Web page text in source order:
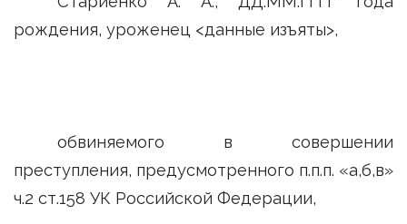
рождения, уроженец <данные изъяты>,
обвиняемого в совершении
преступления, предусмотренного п.п.п. «а,б,в»
ч.2 ст.158 УК Российской Федерации,